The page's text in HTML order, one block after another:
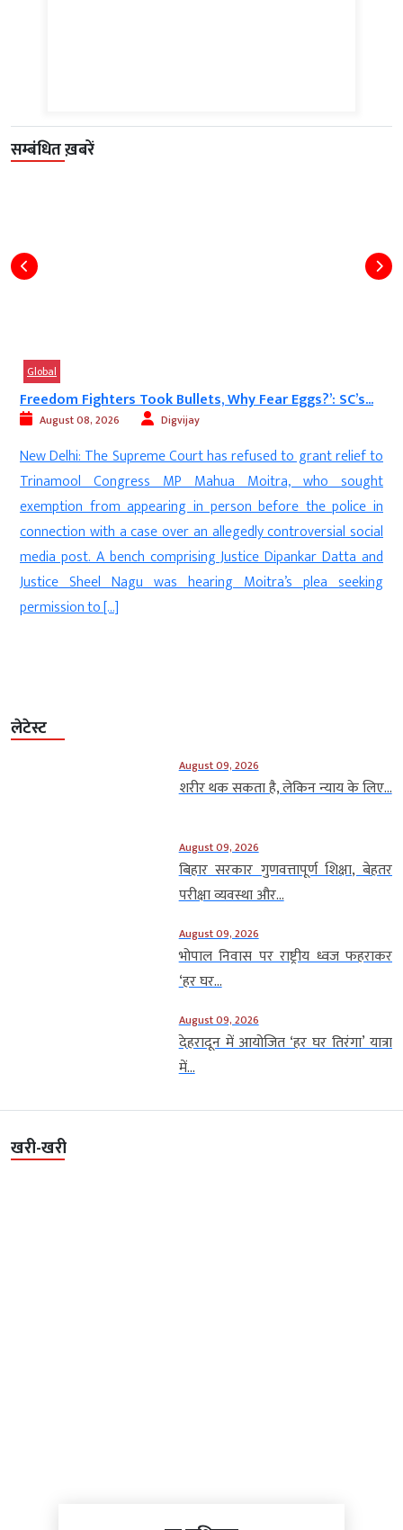
सम्बंधित ख़बरें
to
in
Global
‘SP Rattled by Brahmins Moving Towards
Mayawati...
Lucknow: Bahujan Samaj Party supremo Mayawati
stepped up her attack on the Samajwadi Party, accusing it
changing its political narrative for electoral gains and
people from all sections of society to remain cautious. In
post on X on Saturday, Mayawati said the BSP is
Ambedkarite party committed to the welfare […]
लेटेस्ट
August 09, 2026
शरीर थक सकता है, लेकिन न्याय के लिए...
August 09, 2026
बिहार सरकार गुणवत्तापूर्ण शिक्षा, बेहतर
परीक्षा व्यवस्था और...
August 09, 2026
भोपाल निवास पर राष्ट्रीय ध्वज फहराकर
‘हर घर...
August 09, 2026
देहरादून में आयोजित ‘हर घर तिरंगा’ यात्रा
में...
खरी-खरी